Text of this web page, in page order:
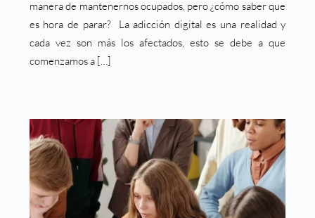
manera de mantenernos ocupados, pero ¿cómo saber que
es hora de parar? La adicción digital es una realidad y
cada vez son más los afectados, esto se debe a que
comenzamos a […]